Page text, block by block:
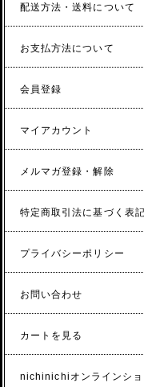
配送方法・送料について
お支払方法について
会員登録
マイアカウント
メルマガ登録・解除
特定商取引法に基づく表記
プライバシーポリシー
お問い合わせ
カートを見る
nichinichiオンラインショ